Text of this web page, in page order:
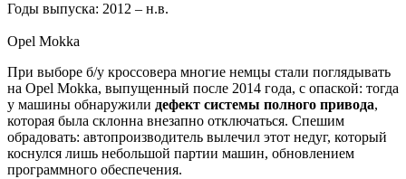
Годы выпуска: 2012 – н.в.
Opel Mokka
При выборе б/у кроссовера многие немцы стали поглядывать
на Opel Mokka, выпущенный после 2014 года, с опаской: тогда
у машины обнаружили дефект системы полного привода,
которая была склонна внезапно отключаться. Спешим
обрадовать: автопроизводитель вылечил этот недуг, который
коснулся лишь небольшой партии машин, обновлением
программного обеспечения.